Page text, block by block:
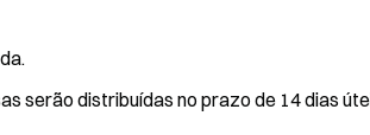
serão distribuídas no prazo de 14 dias